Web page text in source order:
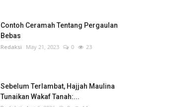
Contoh Ceramah Tentang Pergaulan
Bebas
Redaksi May 21, 2023 0 23
Sebelum Terlambat, Hajjah Maulina
Tunaikan Wakaf Tanah:...